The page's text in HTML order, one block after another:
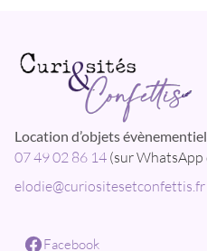
Location d’objets
07 49 02 86 14 (sur WhatsApp
elodie@curiositesetconfettis.fr
Facebook